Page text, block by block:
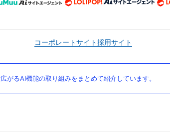
コーポレートサイト採用サイト
がるAI機能の取り組みをまとめて紹介しています。